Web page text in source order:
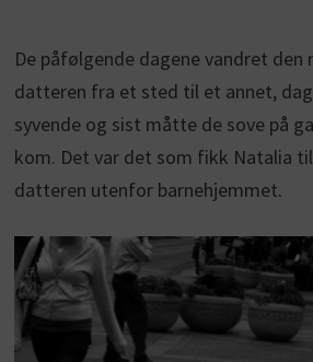
De påfølgende dagene vandret den
datteren fra et sted til et annet,
syvende og sist måtte de sove på
kom. Det var det som fikk Natalia
datteren utenfor barnehjemmet.